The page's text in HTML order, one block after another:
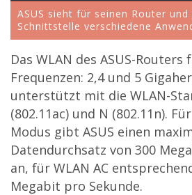
ASUS sieht für seinen Router und
Schnittstelle verschiedene
Das WLAN des ASUS-
Frequenzen: 2,4 und 5
unterstützt mit die WLAN-
(802.11ac) und N (802.11n).
Modus gibt ASUS einen
Datendurchsatz von 300
an, für WLAN AC
Megabit pro Sekunde.